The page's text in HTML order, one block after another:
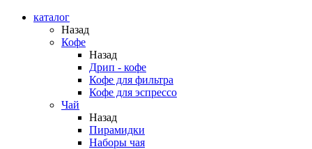
каталог
Назад
Кофе
Назад
Дрип - кофе
Кофе для фильтра
Кофе для эспрессо
Чай
Назад
Пирамидки
Наборы чая